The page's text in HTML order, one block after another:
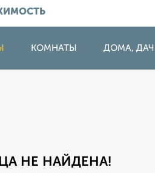
КОМНАТЫ ДОМА,
НЕ НАЙДЕНА!